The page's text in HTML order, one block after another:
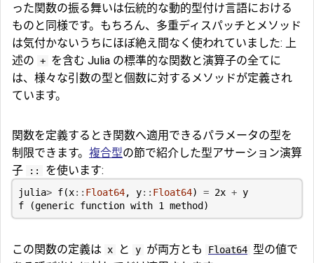
った関数の振る舞いは伝統的な動的型付け言語における
ものと同様です。もちろん、多重ディスパッチとメソッド
は気付かないうちにほぼ絶え間なく使われていました: 上
述の + を含む Julia の標準的な関数と演算子の全てに
は、様々な引数の型と個数に対するメソッドが定義され
ています。
関数を定義するとき関数へ適用できるパラメータの型を
制限できます。 複合型の節で紹介した型アサーション演算
子
:: を使います:
julia> f(x:: Float64, y:: Float64) = 2x + y
f
(generic function with 1 method)
この関数の定義は x と y が両方とも Float64 型の値で